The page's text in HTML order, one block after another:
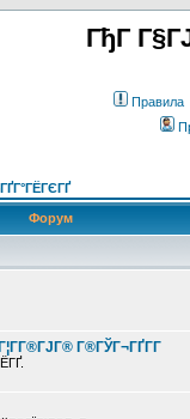
ГђГ
Правила
Форум
Г®ГЎГ¬ГҐГ­Г